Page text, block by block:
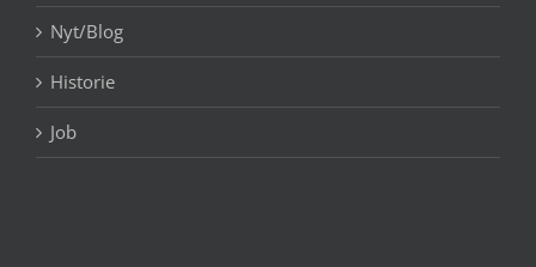
Nyt/Blog
Historie
Job